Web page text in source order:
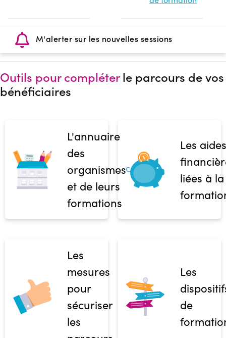
M'alerter sur les nouvelles sessions
Outils pour compléterle parcours de vos
bénéficiaires
L'annuaire
des
organismes
et de leurs
formations
Les aides
liées à la
Les
mesures
pour
sécuriser
les
Les
de